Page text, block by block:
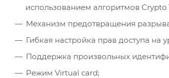
использованием алгоритмов Crypto
Механизм предотвращения
Гибкая настройка прав доступа на
Поддержка произвольных
Режим Virtual card;